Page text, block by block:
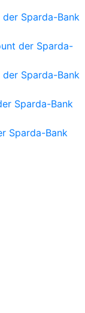
Sparda-Bank
der Sparda-
Sparda-Bank
Sparda-Bank
Sparda-Bank